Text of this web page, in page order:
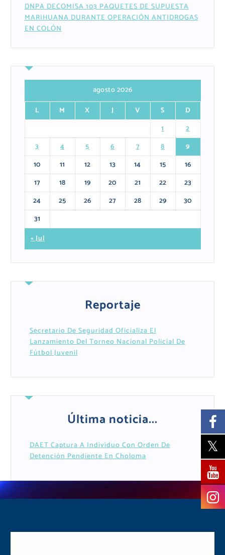
DNPA DECOMISA 103 PAQUETES DE SUPUESTA
MARIHUANA DURANTE OPERACIÓN ANTIDROGAS
EN COLÓN
agosto 2026
L
M X J V S
D
1
2
3
4 5 6 7 8
9
10
11 12 13 14 15
16
17
18 19 20 21 22
23
24
25 26 27 28 29
30
31
« Jul
Reportaje
Secretario De Seguridad Oficializa El
Lanzamiento Del Torneo Nacional Policial De
Fútbol Juvenil
Última noticia...
DAET Captura A Individuo Con Orden De
Detención Pendiente En Choloma